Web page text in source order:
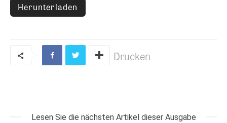
Herunterladen
Drucken
Lesen Sie die nächsten Artikel dieser Ausgabe